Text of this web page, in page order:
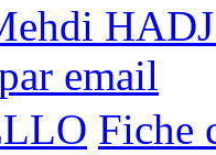
email
Fiche